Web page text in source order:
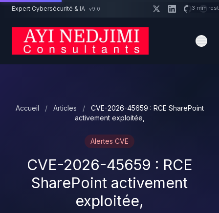
Aller au contenu principal
Expert Cybersécurité & IA v9.0
Accueil / Articles /
CVE-2026-45659 : RCE SharePoint
activement exploitée,
Alertes CVE
CVE-2026-45659 : RCE
SharePoint activement
exploitée,
Un projet cybersécurité ? 3 min